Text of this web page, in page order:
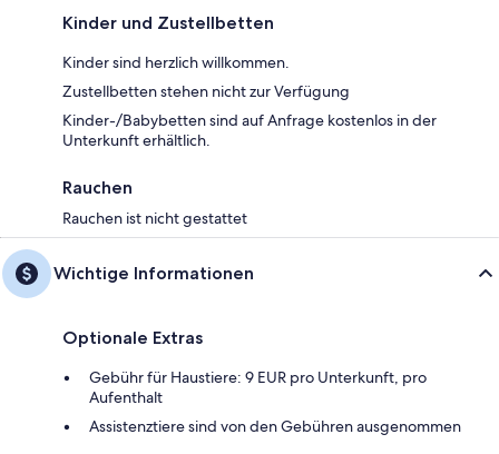
Kinder und Zustellbetten
Kinder sind herzlich willkommen.
Zustellbetten stehen nicht zur Verfügung
Kinder-/Babybetten sind auf Anfrage kostenlos in der
Unterkunft erhältlich.
Rauchen
Rauchen ist nicht gestattet
Wichtige Informationen
Optionale Extras
Gebühr für Haustiere: 9 EUR pro Unterkunft, pro
Aufenthalt
Assistenztiere sind von den Gebühren ausgenommen